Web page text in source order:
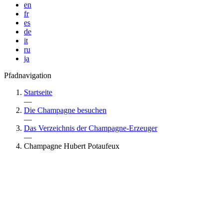
en
fr
es
de
it
ru
ja
Pfadnavigation
Startseite
—
Die Champagne besuchen
—
Das Verzeichnis der Champagne-Erzeuger
—
Champagne Hubert Potaufeux